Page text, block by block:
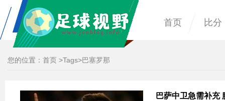
首页 比分
您的位置： 首页 >Tags>巴塞罗那
巴萨中卫急需补充